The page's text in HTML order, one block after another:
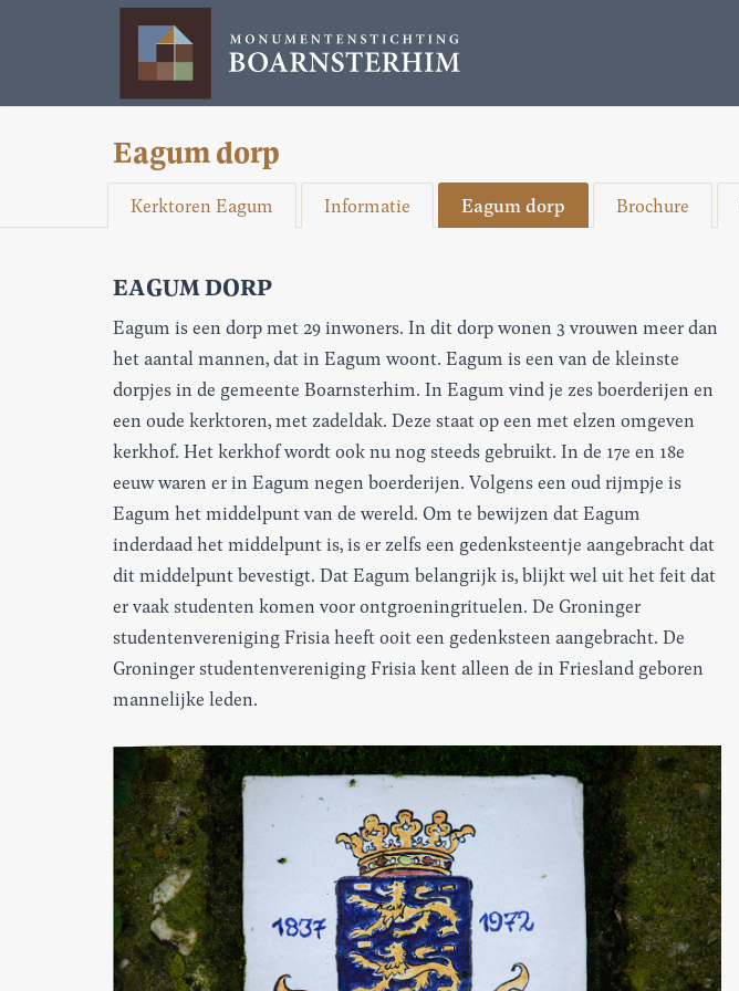
Eagum dorp
Kerktoren Eagum Informatie Eagum dorp Brochure
EAGUM DORP
Eagum is een dorp met 29 inwoners. In dit dorp wonen 3 vrouwen meer dan
het aantal mannen, dat in Eagum woont. Eagum is een van de kleinste
dorpjes in de gemeente Boarnsterhim. In Eagum vind je zes boerderijen en
een oude kerktoren, met zadeldak. Deze staat op een met elzen omgeven
kerkhof. Het kerkhof wordt ook nu nog steeds gebruikt. In de 17e en 18e
eeuw waren er in Eagum negen boerderijen. Volgens een oud rijmpje is
Eagum het middelpunt van de wereld. Om te bewijzen dat Eagum
inderdaad het middelpunt is, is er zelfs een gedenksteentje aangebracht dat
dit middelpunt bevestigt. Dat Eagum belangrijk is, blijkt wel uit het feit dat
er vaak studenten komen voor ontgroeningrituelen. De Groninger
studentenvereniging Frisia heeft ooit een gedenksteen aangebracht. De
Groninger studentenvereniging Frisia kent alleen de in Friesland geboren
mannelijke leden.